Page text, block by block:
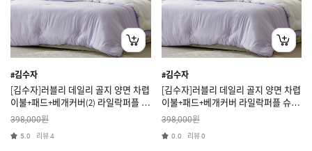
#김수자
[김수자]러블리 데일리 골지 양면 차렵
이불+패드+베개커버(2) 라일락퍼플 퀸
3종세트
398,000원
5.0 리뷰4
#김수자
[김수자]러블리 데일리 골지 양면 차렵
이불+패드+베개커버 라일락퍼플 슈퍼
싱글 3종세트
398,000원
0.0 리뷰0